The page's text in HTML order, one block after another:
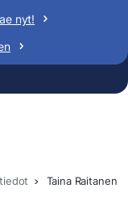
nyt!
Taina Raitanen